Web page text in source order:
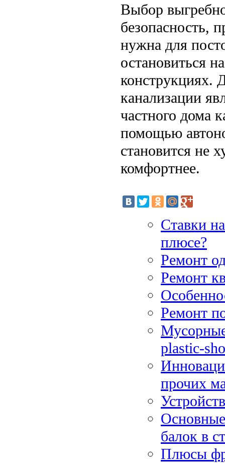
Выбор
безопасность,
нужна для
остановиться
конструкциях.
канализации
частного дома
помощью
становится не
комфортнее.
Ставки
плюсе?
Ремонт
Ремонт
Ремонт
plastic-
прочих
балок в
Плюсы